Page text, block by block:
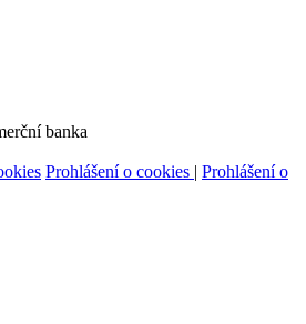
banka
Prohlášení o cookies | Prohlášení o